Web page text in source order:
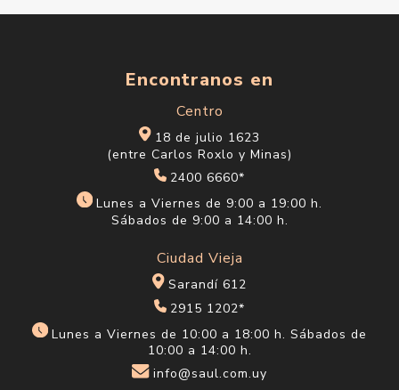
Encontranos en
Centro
18 de julio 1623
(entre Carlos Roxlo y Minas)
2400 6660*
Lunes a Viernes de 9:00 a 19:00 h.
Sábados de 9:00 a 14:00 h.
Ciudad Vieja
Sarandí 612
2915 1202*
Lunes a Viernes de 10:00 a 18:00 h. Sábados de
10:00 a 14:00 h.
info@saul.com.uy